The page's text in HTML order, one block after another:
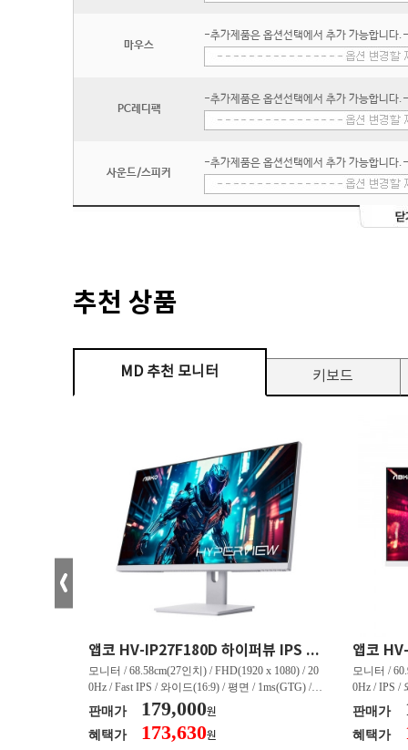
마우스
-추가제품은 옵션선택에서 추가 가능합니다.-
PC레디팩
-추가제품은 옵션선택에서 추가 가능합니다.-
사운드/스피커
-추가제품은 옵션선택에서 추가 가능합니다.-
추천 상품
MD 추천 모니터 키보드
앱코 HV-IP27F180D 하이퍼뷰 IPS FHD 200 HDR 무결점
모니터 / 68.58cm(27인치) / FHD(1920 x 1080) / 20
0Hz / Fast IPS / 와이드(16:9) / 평면 / 1ms(GTG) / 3
50nit / 1,000:1 / 헤드폰 아웃 / LED 조명 / 틸트(상
하) / 6kg / [색상영역] / sRGB:128% / Adobe RGB:8
5% / DCI-P3:91% / NTSC:90% / [게임특화] / 조준
판매가 179,000원
혜택가 173,630원
모니터 /
0Hz / IPS /
50nit /
하) / 4.9kg
80% / DCI-
판매가
혜택가